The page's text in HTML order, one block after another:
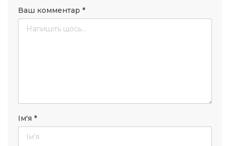
Ваш комментар *
Ім'я *